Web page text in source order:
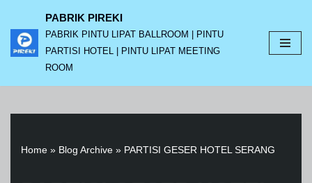
Lompat
ke
PABRIK PIREKI
PABRIK PINTU LIPAT BALLROOM | PINTU
PARTISI HOTEL | PINTU LIPAT MEETING
ROOM
Home » Blog Archive » PARTISI GESER HOTEL SERANG